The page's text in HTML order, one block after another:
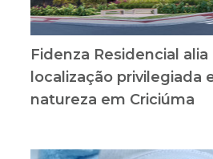
Fidenza Residencial
localização privilegiada
natureza em Criciúma